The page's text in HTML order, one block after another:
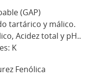
(GAP)
tartárico y málico.
Acidez total y pH..
K
Fenólica